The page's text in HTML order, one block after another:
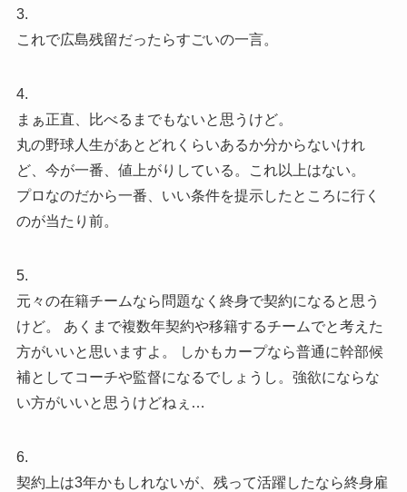
3.
これで広島残留だったらすごいの一言。
4.
まぁ正直、比べるまでもないと思うけど。
丸の野球人生があとどれくらいあるか分からないけれ
ど、今が一番、値上がりしている。これ以上はない。
プロなのだから一番、いい条件を提示したところに行く
のが当たり前。
5.
元々の在籍チームなら問題なく終身で契約になると思う
けど。 あくまで複数年契約や移籍するチームでと考えた
方がいいと思いますよ。 しかもカープなら普通に幹部候
補としてコーチや監督になるでしょうし。強欲にならな
い方がいいと思うけどねぇ…
6.
契約上は3年かもしれないが、残って活躍したなら終身雇